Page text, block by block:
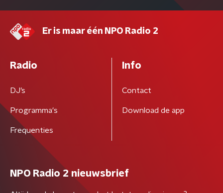
Er is maar één NPO Radio 2
Radio
DJ’s
Programma's
Frequenties
Info
Contact
Download de app
NPO Radio 2 nieuwsbrief